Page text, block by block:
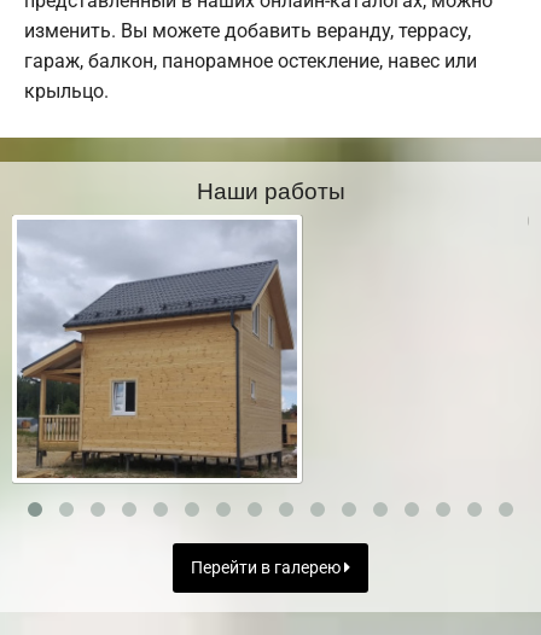
изменить. Вы можете добавить веранду, террасу,
гараж, балкон, панорамное остекление, навес или
крыльцо.
Наши работы
Перейти в галерею